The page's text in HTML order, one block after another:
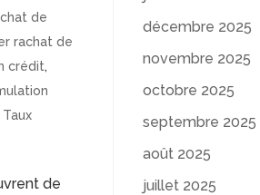
de
rachat de
crédit,
Taux
de
décembre 2025
novembre 2025
octobre 2025
septembre 2025
août 2025
juillet 2025